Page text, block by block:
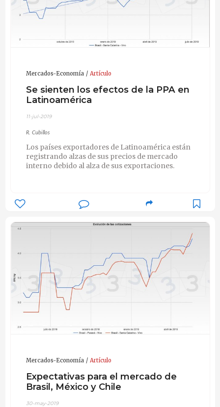
Mercados-Economía Artículo
Se sienten los efectos de la PPA en
Latinoamérica
11-jul-2019
R. Cubillos
Los países exportadores de Latinoamérica están
registrando alzas de sus precios de mercado
interno debido al alza de sus exportaciones.
Mercados-Economía Artículo
Expectativas para el mercado de
Brasil, México y Chile
30-may-2019